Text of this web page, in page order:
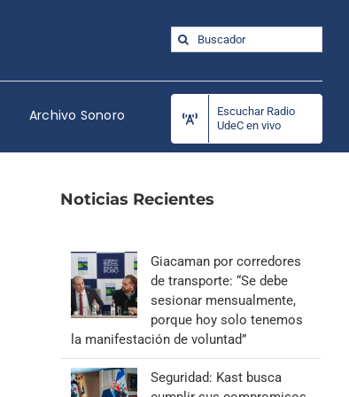
Buscar:
Archivo Sonoro
Escuchar Radio
UdeC en vivo
Noticias Recientes
Giacaman por corredores
de transporte: “Se debe
sesionar mensualmente,
porque hoy solo tenemos
la manifestación de voluntad”
Seguridad: Kast busca